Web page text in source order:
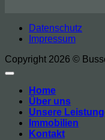
Datenschutz
Impressum
Copyright 2026 ©
Home
Über uns
Unsere
Immobilien
Kontakt